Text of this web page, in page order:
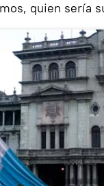
quien sería